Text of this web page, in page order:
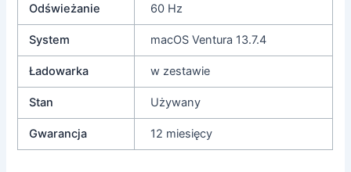
Odświeżanie 60 Hz
System macOS Ventura 13.7.4
Ładowarka w zestawie
Stan Używany
Gwarancja 12 miesięcy